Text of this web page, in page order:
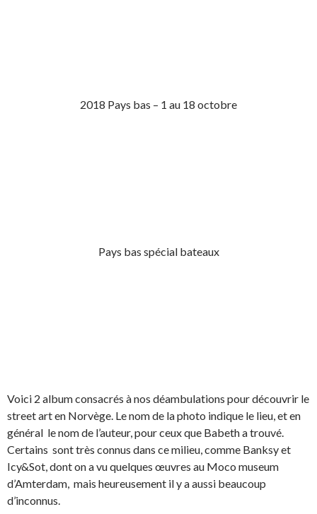
2018 Pays bas – 1 au 18 octobre
Pays bas spécial bateaux
Voici 2 album consacrés à nos déambulations pour découvrir le
street art en Norvège. Le nom de la photo indique le lieu, et en
général le nom de l’auteur, pour ceux que Babeth a trouvé.
Certains sont très connus dans ce milieu, comme Banksy et
Icy&Sot, dont on a vu quelques œuvres au Moco museum
d’Amterdam, mais heureusement il y a aussi beaucoup
d’inconnus.